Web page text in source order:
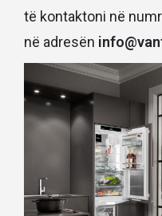
të kontaktoni në
në adresën